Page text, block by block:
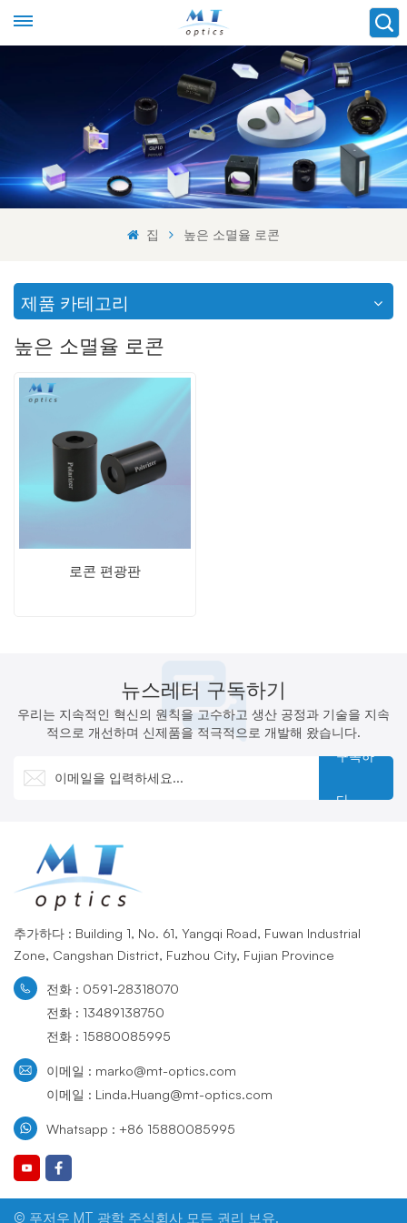
집 높은 소멸율 로콘
제품 카테고리
높은 소멸율 로콘
로콘 편광판
뉴스레터 구독하기
우리는 지속적인 혁신의 원칙을 고수하고 생산 공정과 기술을 지속
적으로 개선하며 신제품을 적극적으로 개발해 왔습니다.
구독하
다
추가하다 : Building 1, No. 61, Yangqi Road, Fuwan Industrial
Zone, Cangshan District, Fuzhou City, Fujian Province
전화 : 0591-28318070
전화 : 13489138750
전화 : 15880085995
이메일 : marko@mt-optics.com
이메일 : Linda.Huang@mt-optics.com
Whatsapp : +86 15880085995
© 푸저우 MT 광학 주식회사 모든 권리 보유.